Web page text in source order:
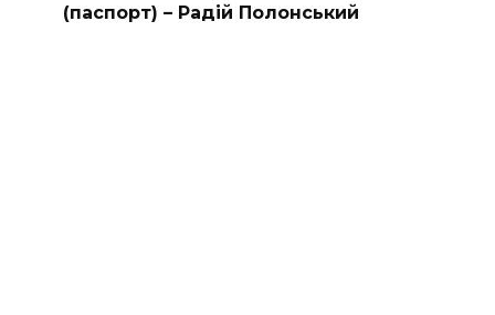
(паспорт) – Радій Полонський